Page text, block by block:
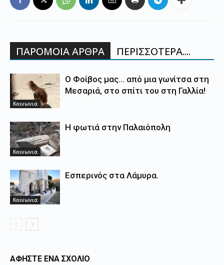
ΠΑΡΟΜΟΙΑ ΑΡΘΡΑ ΠΕΡΙΣΣΟΤΕΡΑ....
Κοινωνια
Ο Φοίβος μας… από μια γωνίτσα στη
Μεσαριά, στο σπίτι του στη Γαλλία!
Κοινωνια
Η φωτιά στην Παλαιόπολη
Κοινωνια
Εσπερινός στα Λάμυρα.
ΑΦΗΣΤΕ ΕΝΑ ΣΧΟΛΙΟ